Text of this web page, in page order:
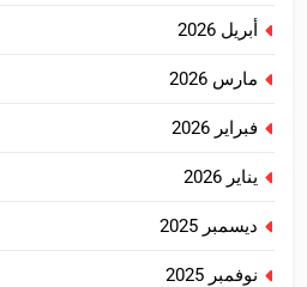
أبريل 2026
مارس 2026
فبراير 2026
يناير 2026
ديسمبر 2025
نوفمبر 2025